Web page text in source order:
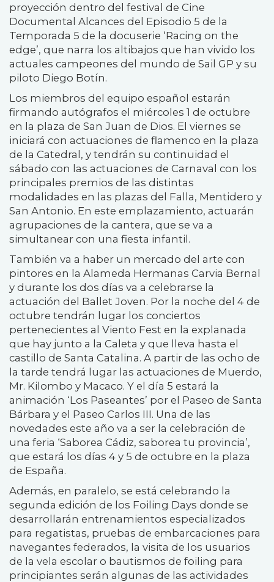
proyección dentro del festival de Cine
Documental Alcances del Episodio 5 de la
Temporada 5 de la docuserie ‘Racing on the
edge’, que narra los altibajos que han vivido los
actuales campeones del mundo de Sail GP y su
piloto Diego Botín.
Los miembros del equipo español estarán
firmando autógrafos el miércoles 1 de octubre
en la plaza de San Juan de Dios. El viernes se
iniciará con actuaciones de flamenco en la plaza
de la Catedral, y tendrán su continuidad el
sábado con las actuaciones de Carnaval con los
principales premios de las distintas
modalidades en las plazas del Falla, Mentidero y
San Antonio. En este emplazamiento, actuarán
agrupaciones de la cantera, que se va a
simultanear con una fiesta infantil.
También va a haber un mercado del arte con
pintores en la Alameda Hermanas Carvia Bernal
y durante los dos días va a celebrarse la
actuación del Ballet Joven. Por la noche del 4 de
octubre tendrán lugar los conciertos
pertenecientes al Viento Fest en la explanada
que hay junto a la Caleta y que lleva hasta el
castillo de Santa Catalina. A partir de las ocho de
la tarde tendrá lugar las actuaciones de Muerdo,
Mr. Kilombo y Macaco. Y el día 5 estará la
animación ‘Los Paseantes’ por el Paseo de Santa
Bárbara y el Paseo Carlos III. Una de las
novedades este año va a ser la celebración de
una feria ‘Saborea Cádiz, saborea tu provincia’,
que estará los días 4 y 5 de octubre en la plaza
de España.
Además, en paralelo, se está celebrando la
segunda edición de los Foiling Days donde se
desarrollarán entrenamientos especializados
para regatistas, pruebas de embarcaciones para
navegantes federados, la visita de los usuarios
de la vela escolar o bautismos de foiling para
principiantes serán algunas de las actividades